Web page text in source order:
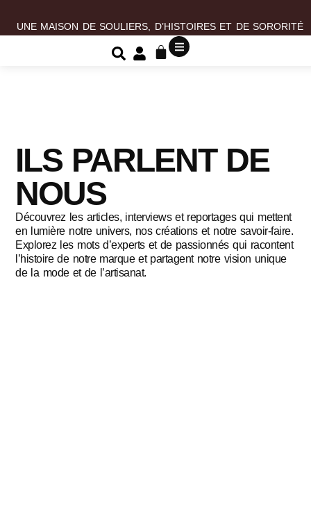
UNE MAISON DE SOULIERS, D’HISTOIRES ET DE SORORITÉ
ILS PARLENT DE
NOUS
Découvrez les articles, interviews et reportages qui mettent
en lumière notre univers, nos créations et notre savoir-faire.
Explorez les mots d’experts et de passionnés qui racontent
l’histoire de notre marque et partagent notre vision unique
de la mode et de l’artisanat.